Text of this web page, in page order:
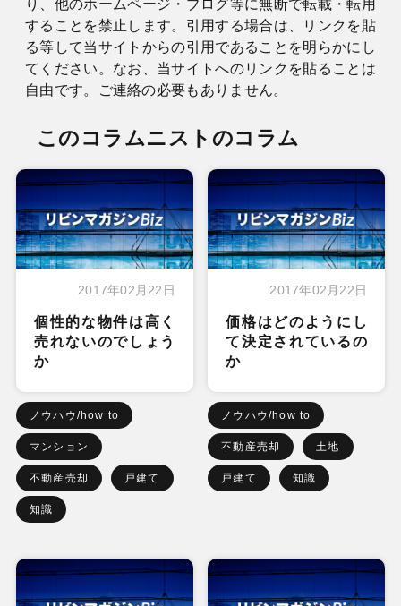
り、他のホームページ・ブログ等に無断で転載・転用
することを禁止します。引用する場合は、リンクを貼
る等して当サイトからの引用であることを明らかにし
てください。なお、当サイトへのリンクを貼ることは
自由です。ご連絡の必要もありません。
このコラムニストのコラム
2017年02月22日
個性的な物件は高く
売れないのでしょう
か
ノウハウ/how to
マンション
不動産売却 戸建て
知識
2017年02月22日
価格はどのようにし
て決定されているの
か
ノウハウ/how to
不動産売却 土地
戸建て 知識